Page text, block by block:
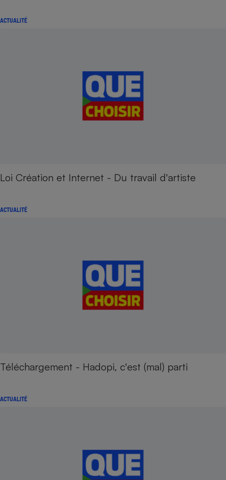
ACTUALITÉ
Loi Création et Internet - Du travail d'artiste
ACTUALITÉ
Téléchargement - Hadopi, c'est (mal) parti
ACTUALITÉ